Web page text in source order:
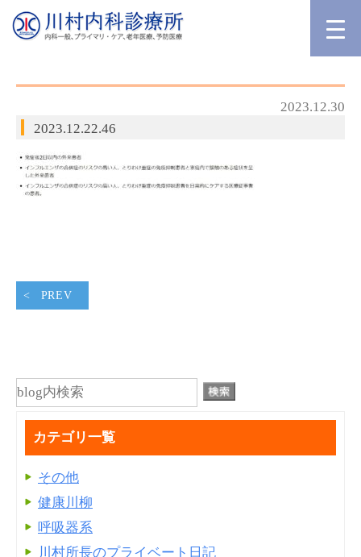
2023.12.30
2023.12.22.46
PREV
カテゴリ一覧
その他
健康川柳
呼吸器系
川村所長のプライベート日記